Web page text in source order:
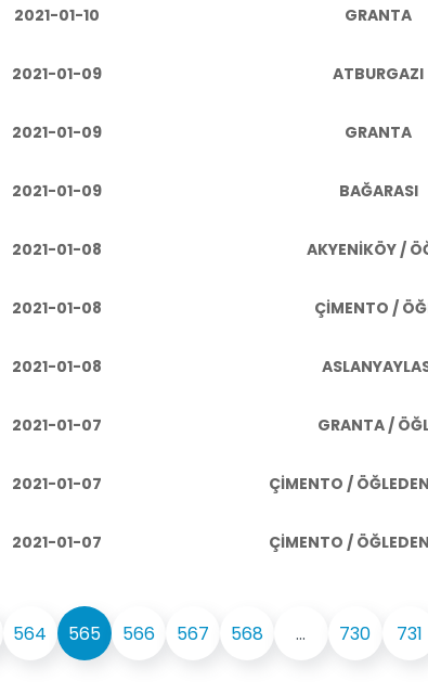
2021-01-10 GRANTA
2021-01-09 ATBURGAZI
2021-01-09 GRANTA
2021-01-09 BAĞARASI
2021-01-08 AKYENİKÖY /
2021-01-08 ÇİMENTO /
2021-01-08
2021-01-07 GRANTA /
2021-01-07 ÇİMENTO /
2021-01-07 ÇİMENTO /
564 565 566 567 568 ... 730 731